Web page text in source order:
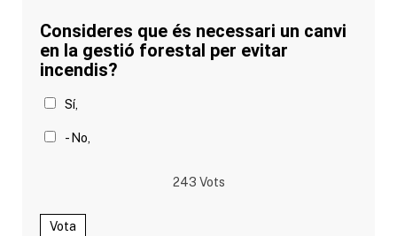
Consideres que és necessari un canvi
en la gestió forestal per evitar
incendis?
Sí,
- No,
243 Vots
Vota